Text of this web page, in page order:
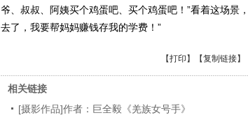
爷、叔叔、阿姨买个鸡蛋吧、买个鸡蛋吧！”看着这场景
去了，我要帮妈妈赚钱存我的学费！”
【打印 】【复制链接】
相关链接
[摄影作品]作者：巨全毅《羌族女号手》